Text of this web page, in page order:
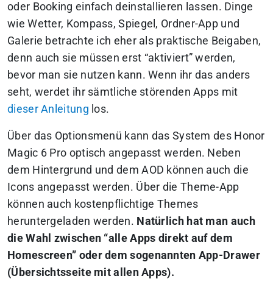
oder Booking einfach deinstallieren lassen. Dinge
wie Wetter, Kompass, Spiegel, Ordner-App und
Galerie betrachte ich eher als praktische Beigaben,
denn auch sie müssen erst “aktiviert” werden,
bevor man sie nutzen kann. Wenn ihr das anders
seht, werdet ihr sämtliche störenden Apps mit
dieser Anleitung los.
Über das Optionsmenü kann das System des Honor
Magic 6 Pro optisch angepasst werden. Neben
dem Hintergrund und dem AOD können auch die
Icons angepasst werden. Über die Theme-App
können auch kostenpflichtige Themes
heruntergeladen werden. Natürlich hat man auch
die Wahl zwischen “alle Apps direkt auf dem
Homescreen” oder dem sogenannten App-Drawer
(Übersichtsseite mit allen Apps).